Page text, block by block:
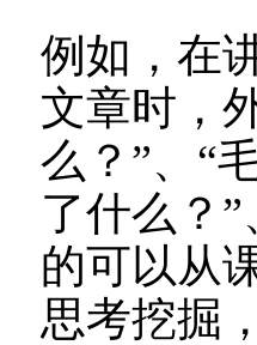
例如，在
文章时，
么？”、“
了什么？
的可以从
思考挖掘